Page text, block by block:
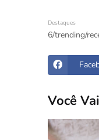
Destaques
6/trending/
Você